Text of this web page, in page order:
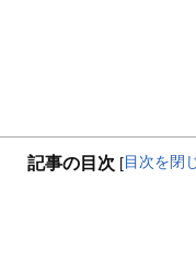
記事の目次 [目次を閉